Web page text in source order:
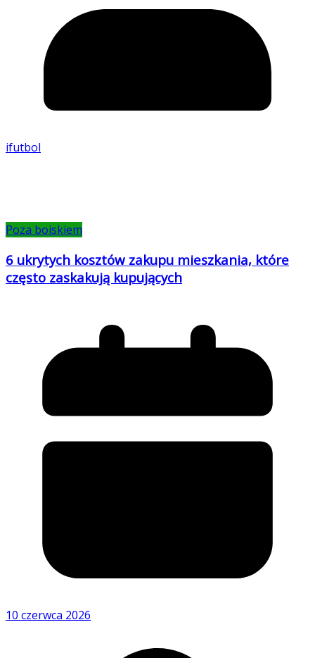
ifutbol
Poza boiskiem
6 ukrytych kosztów zakupu mieszkania, które
często zaskakują kupujących
10 czerwca 2026